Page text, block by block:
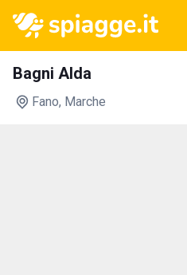
Bagni Alda
Fano, Marche